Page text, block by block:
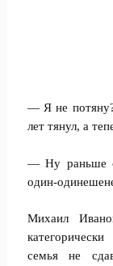
— Я не
лет тянул, а
— Ну раньше
один-
Михаил
семья не